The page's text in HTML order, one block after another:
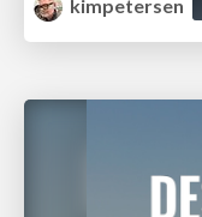
kimpetersen